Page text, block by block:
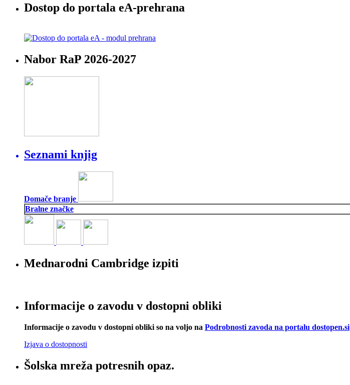
Dostop do portala eA-prehrana
Nabor RaP 2026-2027
Seznami knjig
Domače branje
Bralne značke
Mednarodni Cambridge izpiti
Informacije o zavodu v dostopni obliki
Informacije o zavodu v dostopni obliki so na voljo na Podrobnosti zavoda na portalu dostopen.si
Izjava o dostopnosti
Šolska mreža potresnih opaz.